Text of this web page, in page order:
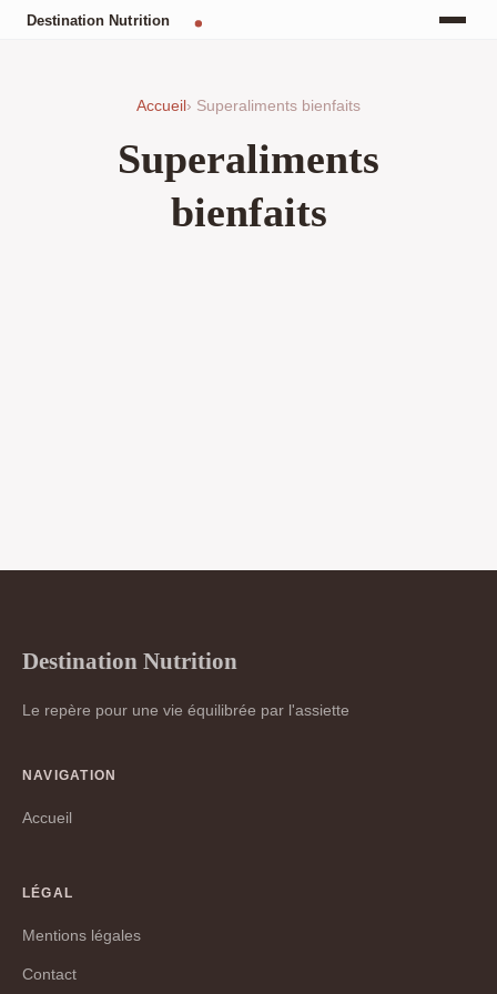
Accueil › Superaliments bienfaits
Superaliments
bienfaits
Destination Nutrition
Le repère pour une vie équilibrée par l'assiette
NAVIGATION
Accueil
LÉGAL
Mentions légales
Contact